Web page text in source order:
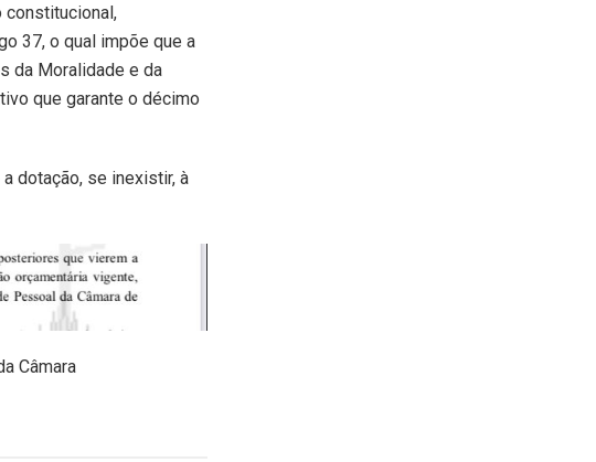
constitucional,
37, o qual impõe que a
da Moralidade e da
que garante o décimo
dotação, se inexistir, à
Câmara